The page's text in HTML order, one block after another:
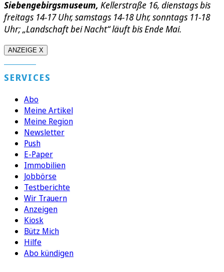
Siebengebirgsmuseum, Kellerstraße 16, dienstags bis
freitags 14-17 Uhr, samstags 14-18 Uhr, sonntags 11-18
Uhr; „Landschaft bei Nacht“ läuft bis Ende Mai.
ANZEIGE X
SERVICES
Abo
Meine Artikel
Meine Region
Newsletter
Push
E-Paper
Immobilien
Jobbörse
Testberichte
Wir Trauern
Anzeigen
Kiosk
Bütz Mich
Hilfe
Abo kündigen